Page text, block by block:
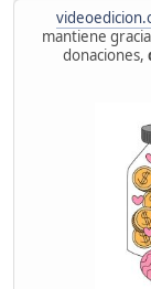
mantiene
donaciones,